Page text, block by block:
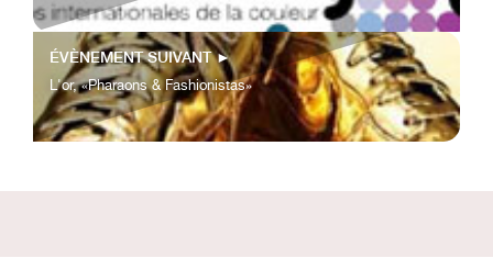
ÉVÈNEMENT SUIVANT►
L'or, «Pharaons & Fashionistas»